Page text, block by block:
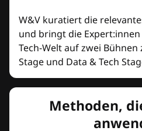
W&V kuratiert die
und bringt die
Tech-Welt auf zwei
Stage und Data & Tech
Methoden,